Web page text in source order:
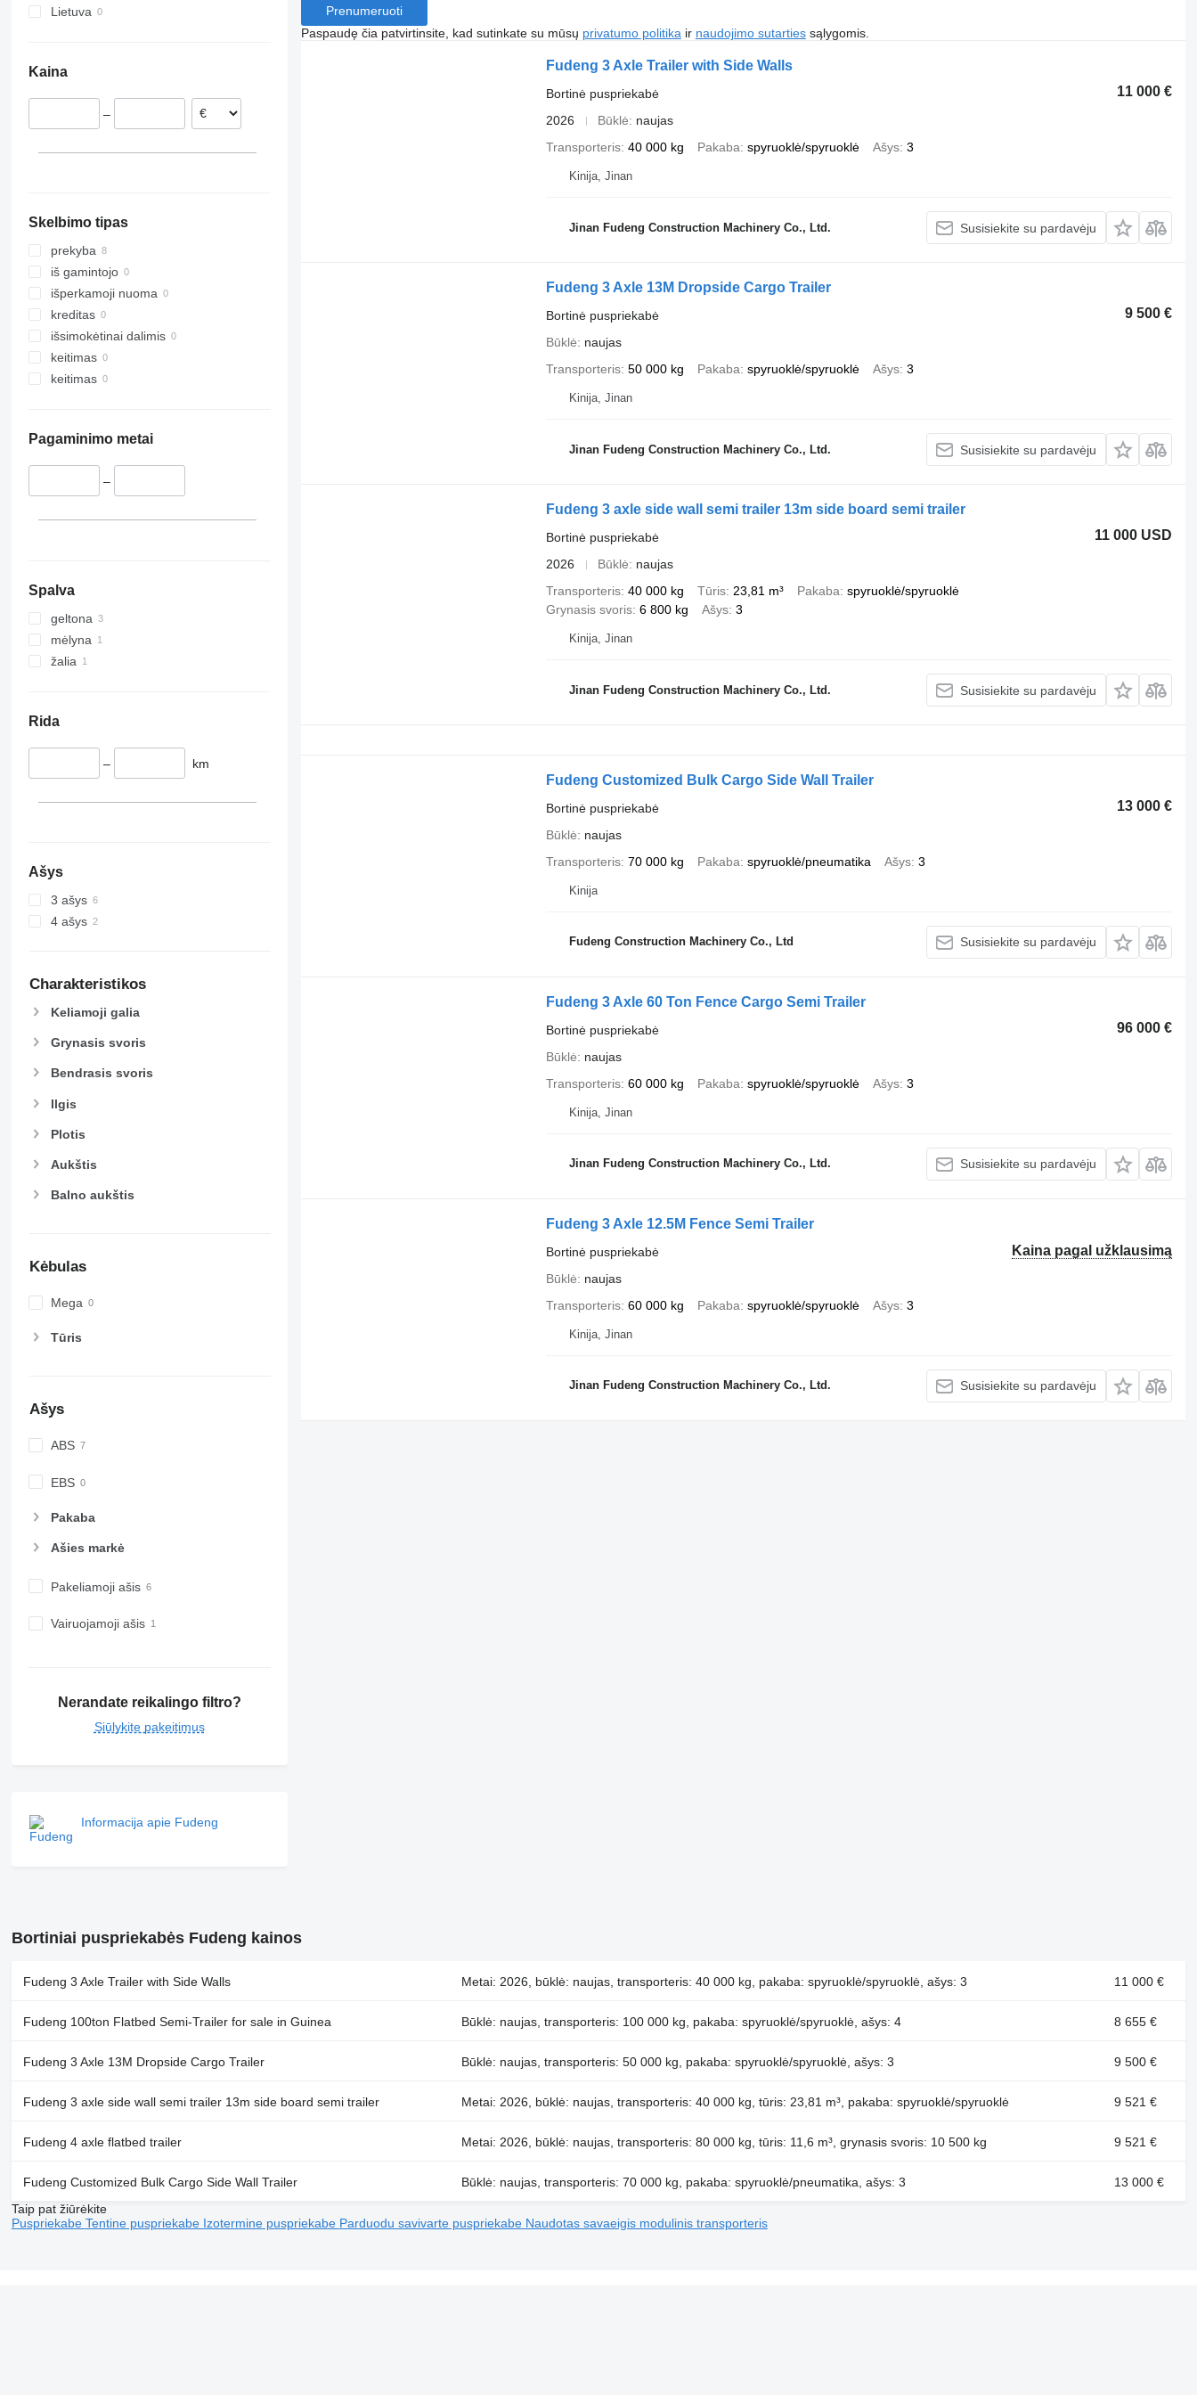
Lietuva
Kaina
–
Skelbimo tipas
prekyba
iš gamintojo
išperkamoji nuoma
kreditas
išsimokėtinai dalimis
keitimas
keitimas
Pagaminimo metai
–
Spalva
geltona
mėlyna
žalia
Rida
– km
Ašys
3 ašys
4 ašys
Charakteristikos
Keliamoji galia
Grynasis svoris
Bendrasis svoris
Ilgis
Plotis
Aukštis
Balno aukštis
Kėbulas
Mega
Tūris
Ašys
ABS
EBS
Pakaba
Ašies markė
Pakeliamoji ašis
Vairuojamoji ašis
Nerandate reikalingo filtro?
Siūlykite pakeitimus
Informacija apie Fudeng
Prenumeruoti
Paspaudę čia patvirtinsite, kad sutinkate su mūsų privatumo politika ir naudojimo sutartiessąlygomis.
Fudeng 3 Axle Trailer with Side Walls
11 000 €
Bortinė puspriekabė
2026
Būklė
naujas
Transporteris 40 000 kg Pakaba spyruoklė/spyruoklė Ašys 3
Kinija, Jinan
Jinan Fudeng Construction Machinery Co., Ltd. Susisiekite su pardavėju
Fudeng 3 Axle 13M Dropside Cargo Trailer
9 500 €
Bortinė puspriekabė
Būklė
naujas
Transporteris 50 000 kg Pakaba spyruoklė/spyruoklė Ašys 3
Kinija, Jinan
Jinan Fudeng Construction Machinery Co., Ltd. Susisiekite su pardavėju
Fudeng 3 axle side wall semi trailer 13m side board semi trailer
11 000 USD
Bortinė puspriekabė
2026
Būklė
naujas
Transporteris 40 000 kg Tūris 23,81 m³ Pakaba spyruoklė/spyruoklė
Grynasis svoris 6 800 kg Ašys 3
Kinija, Jinan
Jinan Fudeng Construction Machinery Co., Ltd. Susisiekite su pardavėju
Fudeng Customized Bulk Cargo Side Wall Trailer
13 000 €
Bortinė puspriekabė
Būklė
naujas
Transporteris 70 000 kg Pakaba spyruoklė/pneumatika Ašys 3
Kinija
Fudeng Construction Machinery Co., Ltd Susisiekite su pardavėju
Fudeng 3 Axle 60 Ton Fence Cargo Semi Trailer
96 000 €
Bortinė puspriekabė
Būklė
naujas
Transporteris 60 000 kg Pakaba spyruoklė/spyruoklė Ašys 3
Kinija, Jinan
Jinan Fudeng Construction Machinery Co., Ltd. Susisiekite su pardavėju
Fudeng 3 Axle 12.5M Fence Semi Trailer
Kaina pagal užklausimą
Bortinė puspriekabė
Būklė
naujas
Transporteris 60 000 kg Pakaba spyruoklė/spyruoklė Ašys 3
Kinija, Jinan
Jinan Fudeng Construction Machinery Co., Ltd. Susisiekite su pardavėju
Bortiniai puspriekabės Fudeng kainos
Fudeng 3 Axle Trailer with Side Walls Metai: 2026, būklė: naujas, transporteris: 40 000 kg, pakaba: spyruoklė/spyruoklė, ašys: 3 11 000 €
Fudeng 100ton Flatbed Semi-Trailer for sale in Guinea Būklė: naujas, transporteris: 100 000 kg, pakaba: spyruoklė/spyruoklė, ašys: 4 8 655 €
Fudeng 3 Axle 13M Dropside Cargo Trailer Būklė: naujas, transporteris: 50 000 kg, pakaba: spyruoklė/spyruoklė, ašys: 3 9 500 €
Fudeng 3 axle side wall semi trailer 13m side board semi trailer Metai: 2026, būklė: naujas, transporteris: 40 000 kg, tūris: 23,81 m³, pakaba: spyruoklė/spyruoklė 9 521 €
Fudeng 4 axle flatbed trailer Metai: 2026, būklė: naujas, transporteris: 80 000 kg, tūris: 11,6 m³, grynasis svoris: 10 500 kg 9 521 €
Fudeng Customized Bulk Cargo Side Wall Trailer Būklė: naujas, transporteris: 70 000 kg, pakaba: spyruoklė/pneumatika, ašys: 3
13 000 €
Taip pat žiūrėkite
Puspriekabe Tentine puspriekabe Izotermine puspriekabe Parduodu savivarte puspriekabe Naudotas savaeigis modulinis transporteris